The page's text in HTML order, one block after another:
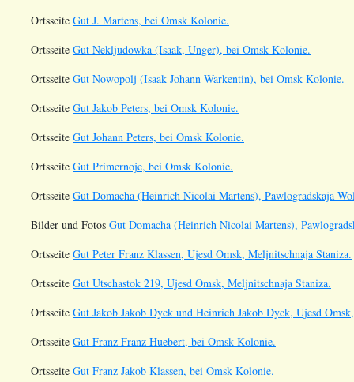
Ortsseite Gut J. Martens, bei Omsk Kolonie.
Ortsseite Gut Nekljudowka (Isaak, Unger), bei Omsk Kolonie.
Ortsseite Gut Nowopolj (Isaak Johann Warkentin), bei Omsk Kolonie.
Ortsseite Gut Jakob Peters, bei Omsk Kolonie.
Ortsseite Gut Johann Peters, bei Omsk Kolonie.
Ortsseite Gut Primernoje, bei Omsk Kolonie.
Ortsseite Gut Domacha (Heinrich Nicolai Martens), Pawlogradskaja
Bilder und Fotos Gut Domacha (Heinrich Nicolai Martens),
Ortsseite Gut Peter Franz Klassen, Ujesd Omsk, Meljnitschnaja Staniza.
Ortsseite Gut Utschastok 219, Ujesd Omsk, Meljnitschnaja Staniza.
Ortsseite Gut Jakob Jakob Dyck und Heinrich Jakob Dyck, Ujesd
Ortsseite Gut Franz Franz Huebert, bei Omsk Kolonie.
Ortsseite Gut Franz Jakob Klassen, bei Omsk Kolonie.